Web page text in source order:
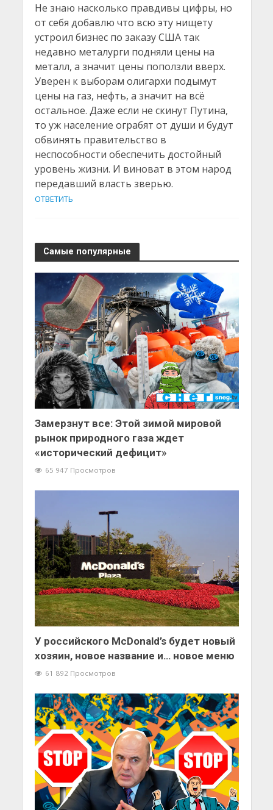
Не знаю насколько правдивы цифры, но
от себя добавлю что всю эту нищету
устроил бизнес по заказу США так
недавно металурги подняли цены на
металл, а значит цены поползли вверх.
Уверен к выборам олигархи подымут
цены на газ, нефть, а значит на всё
остальное. Даже если не скинут Путина,
то уж население ограбят от души и будут
обвинять правительство в
неспособности обеспечить достойный
уровень жизни. И виноват в этом народ
передавший власть зверью.
ОТВЕТИТЬ
Самые популярные
Замерзнут все: Этой зимой мировой
рынок природного газа ждет
«исторический дефицит»
65 947 Просмотров
У российского McDonald’s будет новый
хозяин, новое название и… новое меню
61 892 Просмотров